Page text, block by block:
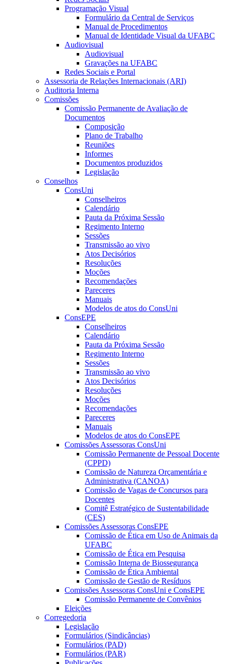
Programação Visual
Formulário da Central de Serviços
Manual de Procedimentos
Manual de Identidade Visual da UFABC
Audiovisual
Audiovisual
Gravações na UFABC
Redes Sociais e Portal
Assessoria de Relações Internacionais (ARI)
Auditoria Interna
Comissões
Comissão Permanente de Avaliação de
Documentos
Composição
Plano de Trabalho
Reuniões
Informes
Documentos produzidos
Legislação
Conselhos
ConsUni
Conselheiros
Calendário
Pauta da Próxima Sessão
Regimento Interno
Sessões
Transmissão ao vivo
Atos Decisórios
Resoluções
Moções
Recomendações
Pareceres
Manuais
Modelos de atos do ConsUni
ConsEPE
Conselheiros
Calendário
Pauta da Próxima Sessão
Regimento Interno
Sessões
Transmissão ao vivo
Atos Decisórios
Resoluções
Moções
Recomendações
Pareceres
Manuais
Modelos de atos do ConsEPE
Comissões Assessoras ConsUni
Comissão Permanente de Pessoal Docente
(CPPD)
Comissão de Natureza Orçamentária e
Administrativa (CANOA)
Comissão de Vagas de Concursos para
Docentes
Comitê Estratégico de Sustentabilidade
(CES)
Comissões Assessoras ConsEPE
Comissão de Ética em Uso de Animais da
UFABC
Comissão de Ética em Pesquisa
Comissão Interna de Biossegurança
Comissão de Ética Ambiental
Comissão de Gestão de Resíduos
Comissões Assessoras ConsUni e ConsEPE
Comissão Permanente de Convênios
Eleições
Corregedoria
Legislação
Formulários (Sindicâncias)
Formulários (PAD)
Formulários (PAR)